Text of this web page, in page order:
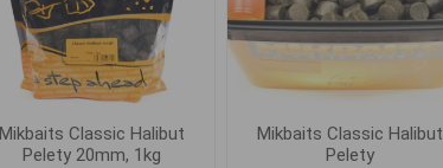
Mikbaits Classic Halibut
Pelety 20mm, 1kg
Mikbaits Classic Halibut
Pelety